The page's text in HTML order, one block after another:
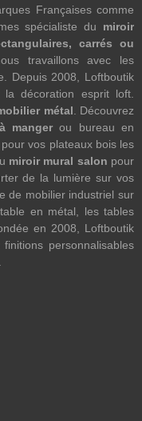
Françaises comme
spécialiste du miroir
carrés ou
travaillons avec les
Depuis 2008, Loftboutik
décoration esprit loft.
métal . Découvrez
mangerou bureau en
vos plateaux bois les
miroir mural salon pour
de la lumière sur vos
de mobilier industriel sur
en métal, les tables
en 2008, Loftboutik
personnalisables